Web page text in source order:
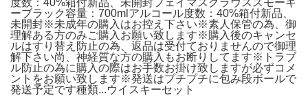
ーブラック容量：700mlアルコール度数：40%箱付新品、
未開封※未成年の購入はお控え下さい※素人保管の為、御
理解ある方のみご購入お願い致します※購入後のキャンセ
ルはすり替え防止の為、返品は受付ておりませんので御理
解下さい尚、神経質な方の購入もお断りしてます※トラブ
ル防止の為に購入の際はお手数お掛け致しますが必ずコメ
ントをお願い致します※発送はプチプチに包み段ボールで
発送予定です種類...ウイスキーセット